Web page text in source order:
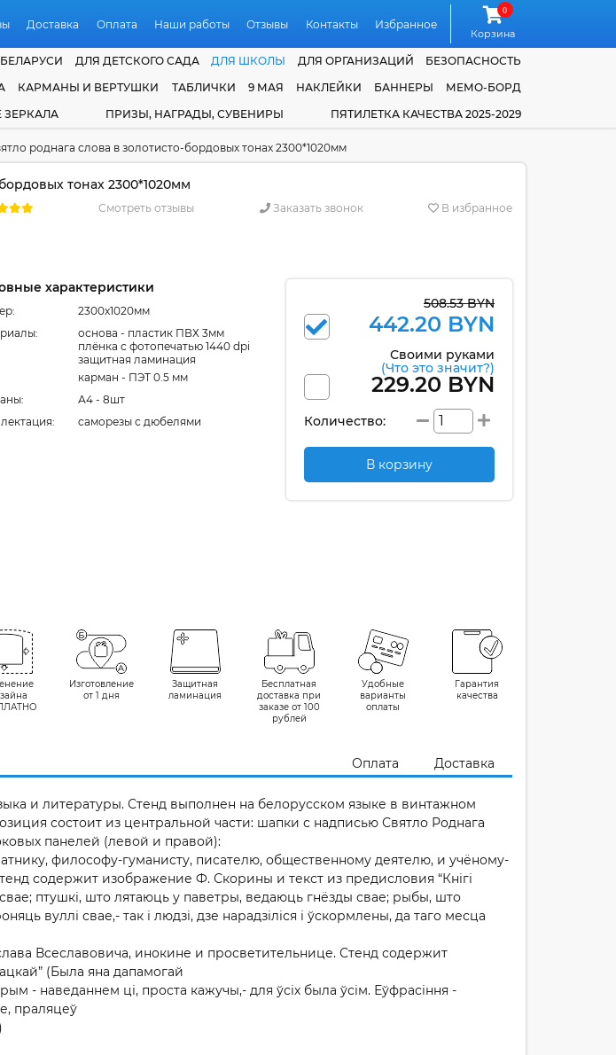
Доставка Оплата Наши работы Отзывы Контакты Избранное
0
Корзина
ДЛЯ ДЕТСКОГО САДА ДЛЯ ШКОЛЫ ДЛЯ ОРГАНИЗАЦИЙ
БЕЗОПАСНОСТЬ
КАРМАНЫ И ВЕРТУШКИ ТАБЛИЧКИ 9 МАЯ НАКЛЕЙКИ БАННЕРЫ
МЕМО-БОРД
ЗЕРКАЛА ПРИЗЫ, НАГРАДЫ, СУВЕНИРЫ ПЯТИЛЕТКА КАЧЕСТВА 2025-2029
роднага слова в золотисто-бордовых тонах 2300*1020мм
тонах 2300*1020мм
Смотреть отзывы Заказать звонок В избранное
характеристики
2300x1020мм
основа - пластик ПВХ 3мм
плёнка с фотопечатью 1440 dpi
защитная ламинация
карман - ПЭТ 0.5 мм
А4 - 8шт
cаморезы с дюбелями
508.53 BYN
442.20 BYN
Своими руками
(Что это значит?)
229.20 BYN
Количество:
В корзину
Изготовление
от 1 дня
Защитная
ламинация
Бесплатная
доставка при
заказе от 100
рублей
Удобные
варианты
оплаты
Гарантия
качества
Оплата Доставка
и литературы. Стенд выполнен на белорусском языке в винтажном
состоит из центральной части: шапки с надписью Святло Роднага
панелей (левой и правой):
философу-гуманисту, писателю, общественному деятелю, и учёному-
содержит изображение Ф. Скорины и текст из предисловия “Кнігі
птушкі, што лятаюць у паветры, ведаюць гнёзды свае; рыбы, што
вуллі свае,- так і людзі, дзе нарадзіліся і ўскормлены, да таго месца
Всеславовича, инокине и просветительнице. Стенд содержит
(Была яна дапамогай
- наведаннем ці, проста кажучы,- для ўсіх была ўсім. Еўфрасіння -
праляцеў